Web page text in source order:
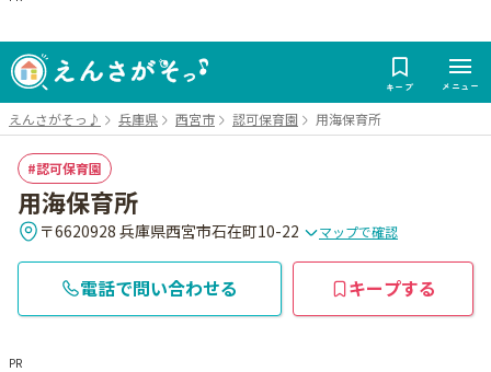
キープ メニュー
えんさがそっ♪ 兵庫県 西宮市 認可保育園 用海保育所
認可保育園
用海保育所
〒6620928 兵庫県西宮市石在町10-22 マップで確認
電話で問い合わせる キープする
PR